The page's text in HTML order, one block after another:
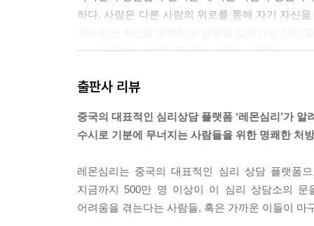
하다. 사람은 다른 사람의 위로를 통해 자기 자신
--- 「 기분이 나쁘면 폭식하는 이유」 중에서
누구나 부정적인 감정을 느끼는 것에 대해 걱정
도 말이다. 오히려 유쾌하고 즐거운 감정 이외의
--- 「 괜찮아, 그건 아주 자연스러운 감정이야」 중
에너지 도둑이 나도 같은 불평을 해주기를, 자신
도 괜찮다. 습관적으로 남 욕하기, 문제 있으면 남
출판사 리뷰
중국의 대표적인 심리상담 플랫폼 ‘레몬심리’가 알
수시로 기분에 무너지는 사람들을 위한 명쾌한 처방
레몬심리는 중국의 대표적인 심리 상담 플랫폼
지금까지 500만 명 이상이 이 심리 상담소의
어려움을 겪는다는 사람들, 혹은 가까운 이들이